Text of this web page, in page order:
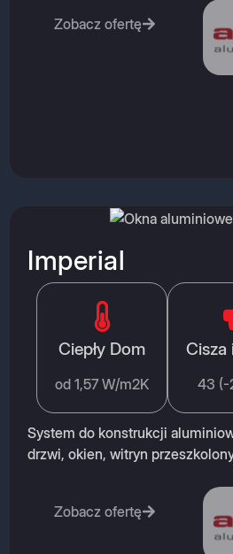
Zobacz ofertę
Imperial
Ciepły Dom
od 1,57 W/m2K
Cisza
43 (-
System do konstrukcji
drzwi, okien, witryn
Zobacz ofertę